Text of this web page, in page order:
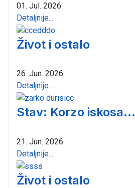
01. Jul. 2026.
Detaljnije...
Život i ostalo
26. Jun. 2026.
Detaljnije...
Stav: Korzo iskosa...
21. Jun. 2026.
Detaljnije...
Život i ostalo